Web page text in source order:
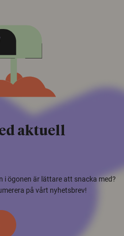
aktuell
i ögonen är lättare att snacka med?
på vårt nyhetsbrev!